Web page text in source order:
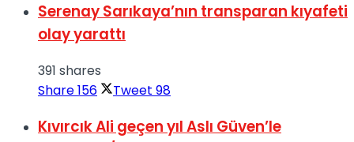
Serenay Sarıkaya’nın transparan kıyafeti
olay yarattı
391 shares
Share156 Tweet 98
Kıvırcık Ali geçen yıl Aslı Güven’le